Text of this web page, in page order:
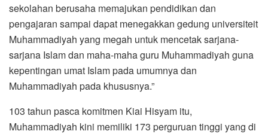
sekolahan berusaha memajukan pendidikan dan
pengajaran sampai dapat menegakkan gedung universiteit
Muhammadiyah yang megah untuk mencetak sarjana-
sarjana Islam dan maha-maha guru Muhammadiyah guna
kepentingan umat Islam pada umumnya dan
Muhammadiyah pada khususnya.”
103 tahun pasca komitmen Kiai Hisyam itu,
Muhammadiyah kini memiliki 173 perguruan tinggi yang di